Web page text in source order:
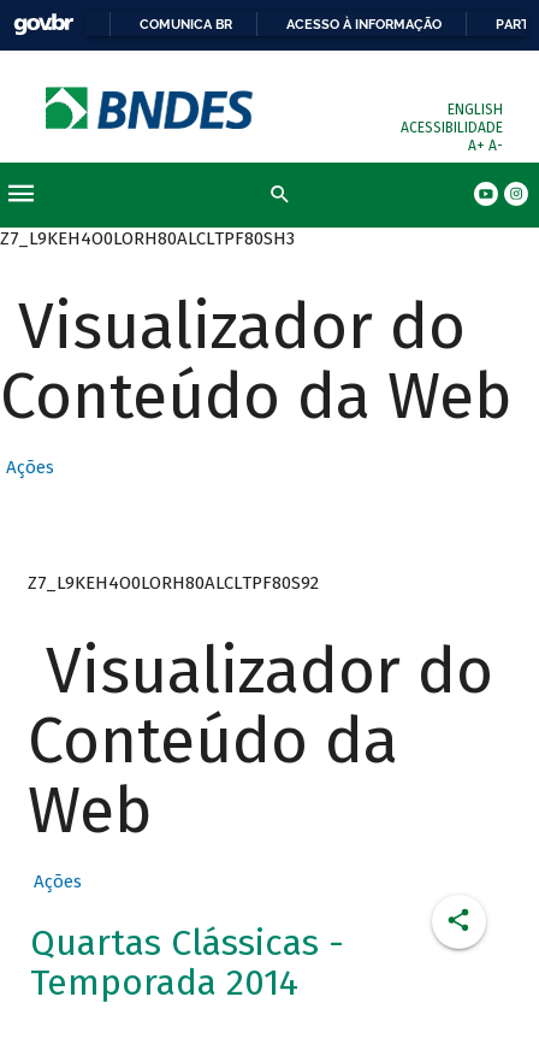
COMUNICA BR ACESSO À INFORMAÇÃO
ENGLISH
ACESSIBILIDADE
A+ A-
Z7_L9KEH4O0LORH80ALCLTPF80SH3
Visualizador do
Conteúdo da Web
Ações
Z7_L9KEH4O0LORH80ALCLTPF80S92
Visualizador do
Conteúdo da
Web
Ações
Quartas Clássicas -
Temporada 2014